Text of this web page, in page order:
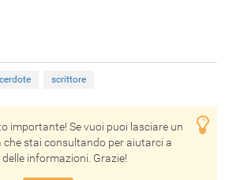
scrittore
importante! Se vuoi puoi lasciare un
stai consultando per aiutarci a
informazioni. Grazie!